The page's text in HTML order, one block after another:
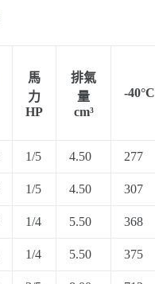
馬
力
HP
排氣
量
cm³
-40°C
1/5 4.50 277
1/5 4.50 307
1/4 5.50 368
1/4 5.50 375